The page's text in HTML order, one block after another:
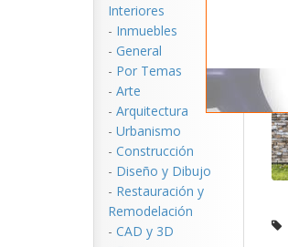
Interiores
- Inmuebles
- General
- Por Temas
- Arte
- Arquitectura
- Urbanismo
- Construcción
- Diseño y Dibujo
- Restauración y
Remodelación
- CAD y 3D